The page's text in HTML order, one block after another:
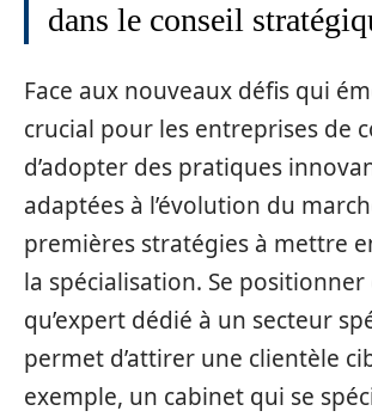
dans le conseil
Face aux nouveaux défis qui
crucial pour les entreprises de
d’adopter des pratiques
adaptées à l’évolution du
premières stratégies à mettre
la spécialisation. Se
qu’expert dédié à un secteur
permet d’attirer une clientèle
exemple, un cabinet qui se